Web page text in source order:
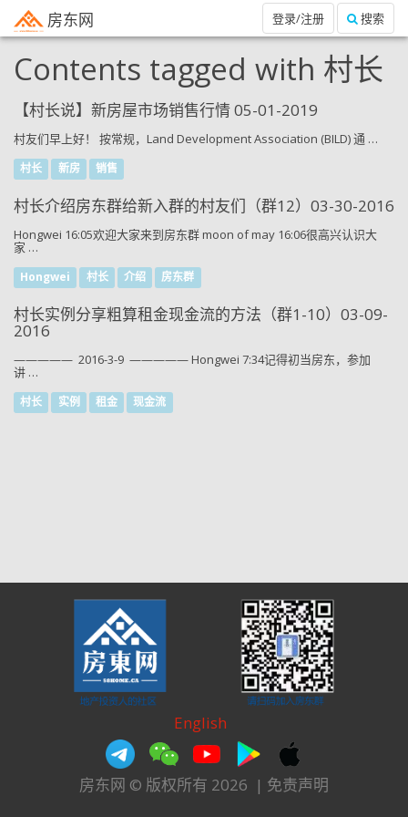
房东网 搜索
登录/注册
Contents tagged with 村长
【村长说】新房屋市场销售行情 05-01-2019
村友们早上好！ 按常规，Land Development Association (BILD) 通 …
村长 新房 销售
村长介绍房东群给新入群的村友们（群12）03-30-2016
Hongwei 16:05欢迎大家来到房东群 moon of may 16:06很高兴认识大
家 …
Hongwei 村长 介绍 房东群
村长实例分享粗算租金现金流的方法（群1-10）03-09-
2016
————— 2016-3-9 ————— Hongwei 7:34记得初当房东，参加
讲 …
村长 实例 租金 现金流
English
房东网 © 版权所有 2026 | 免责声明